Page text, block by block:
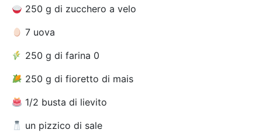
250 g di zucchero a velo
7 uova
250 g di farina 0
250 g di fioretto di mais
1/2 busta di lievito
un pizzico di sale